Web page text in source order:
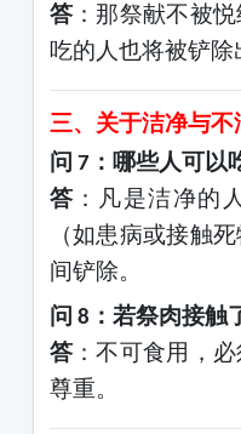
答：那祭献不被
吃的人也将被铲除
三、关于洁净与不
问 7：哪些人可以
答 ：凡是洁净的
（如患病或接触
间铲除。
问 8 ：若祭肉接触
答：不可食用，
尊重。